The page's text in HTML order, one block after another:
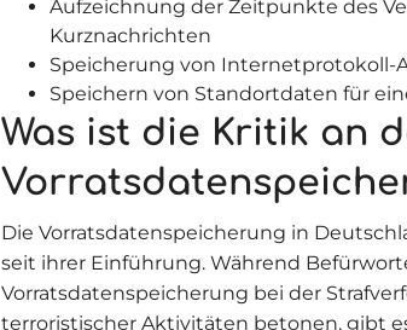
Aufzeichnung der Zeitpunkte des
Kurznachrichten
Speicherung von Internetprotokoll-
Speichern von Standortdaten für
Was ist die Kritik an
Die Vorratsdatenspeicherung in
seit ihrer Einführung. Während
Vorratsdatenspeicherung bei der
terroristischer Aktivitäten betonen, gibt